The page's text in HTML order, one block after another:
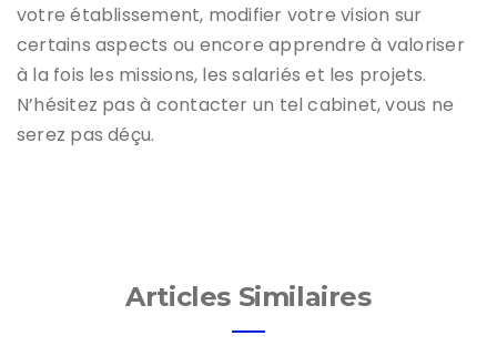
votre établissement, modifier votre vision sur
certains aspects ou encore apprendre à valoriser
à la fois les missions, les salariés et les projets.
N’hésitez pas à contacter un tel cabinet, vous ne
serez pas déçu.
Articles Similaires